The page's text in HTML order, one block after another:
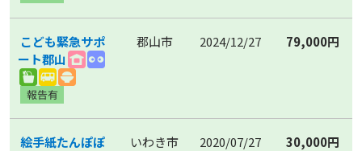
こども緊急サポ
ート郡山
郡山市 2024/12/27 79,000円
絵手紙たんぽぽ いわき市 2020/07/27 30,000円